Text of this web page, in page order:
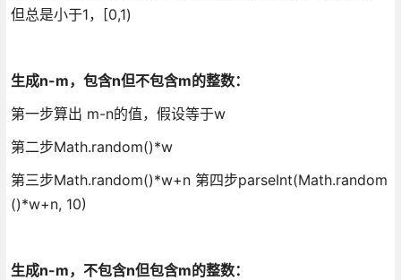
但总是小于1，[0,1)
生成n-m，包含n但不包含m的整数：
第一步算出 m-n的值，假设等于w
第二步Math.random()*w
第三步Math.random()*w+n 第四步parseInt(Math.random
()*w+n, 10)
生成n-m，不包含n但包含m的整数：​